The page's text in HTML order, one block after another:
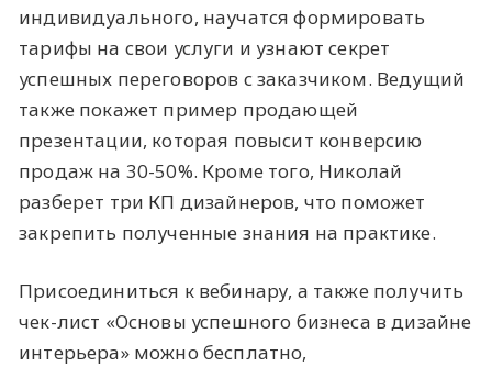
индивидуального, научатся формировать
тарифы на свои услуги и узнают секрет
успешных переговоров с заказчиком. Ведущий
также покажет пример продающей
презентации, которая повысит конверсию
продаж на 30-50%. Кроме того, Николай
разберет три КП дизайнеров, что поможет
закрепить полученные знания на практике.
Присоединиться к вебинару, а также получить
чек-лист «Основы успешного бизнеса в дизайне
интерьера» можно бесплатно,